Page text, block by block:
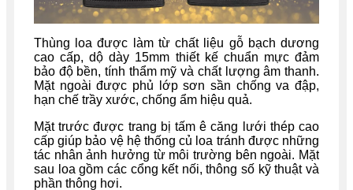
Thùng loa được làm từ chất liệu gỗ bạch dương
cao cấp, dộ dày 15mm thiết kế chuẩn mực đảm
bảo độ bền, tính thẩm mỹ và chất lượng âm thanh.
Mặt ngoài được phủ lớp sơn sần chống va đập,
hạn chế trầy xước, chống ẩm hiệu quả.
Mặt trước được trang bị tấm ê căng lưới thép cao
cấp giúp bảo vệ hệ thống củ loa tránh được những
tác nhân ảnh hưởng từ môi trường bên ngoài. Mặt
sau loa gồm các cổng kết nối, thông số kỹ thuật và
phần thông hơi.